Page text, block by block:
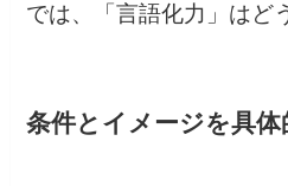
では、「言語化力」はど
条件とイメージを具体